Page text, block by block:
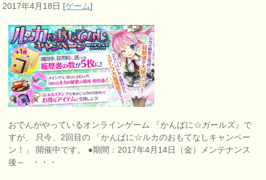
2017年4月18日 [ゲーム]
おでんがやっているオンラインゲーム 『かんぱに☆ガールズ』で
すが、 只今、2回目の 「かんぱに☆ルカのおもてなしキャンペー
ン！」 開催中です。 ●期間：2017年4月14日（金）メンテナンス
後～ ・・・